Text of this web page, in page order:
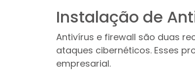
Instalação de
Antivírus e firewall são duas
ataques cibernéticos. Esses
empresarial.